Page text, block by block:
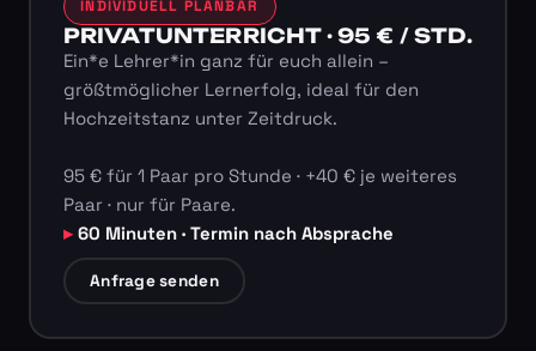
INDIVIDUELL PLANBAR
PRIVATUNTERRICHT · 95 € / STD.
Ein*e Lehrer*in ganz für euch allein –
größtmöglicher Lernerfolg, ideal für den
Hochzeitstanz unter Zeitdruck.
95 € für 1 Paar pro Stunde · +40 € je weiteres
Paar · nur für Paare.
60 Minuten · Termin nach Absprache
Anfrage senden